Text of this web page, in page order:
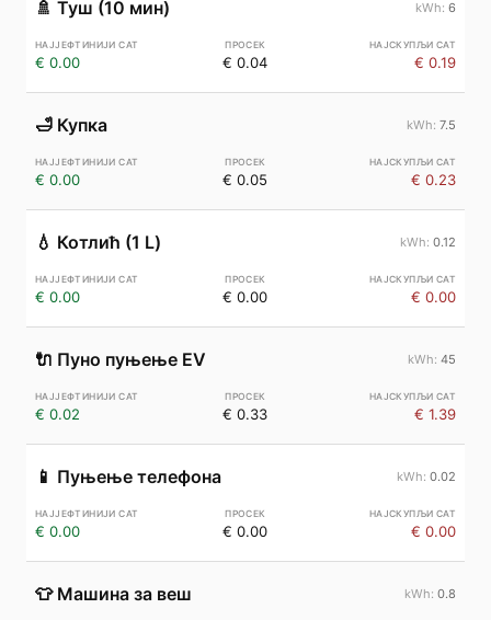
🚿 Туш (10 мин) 6
€ 0.00 € 0.04 € 0.19
🛁 Купка 7.5
€ 0.00 € 0.05 € 0.23
💧 Котлић (1 L) 0.12
€ 0.00 € 0.00 € 0.00
🔌 Пуно пуњење EV 45
€ 0.02 € 0.33 € 1.39
📱 Пуњење телефона 0.02
€ 0.00 € 0.00 € 0.00
👕 Машина за веш 0.8